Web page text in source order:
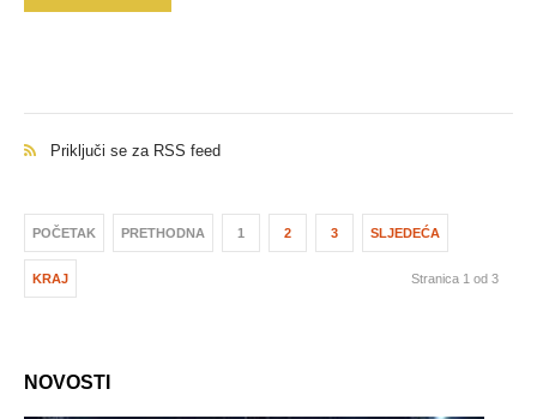
Priključi se za RSS feed
POČETAK PRETHODNA 1 2 3 SLJEDEĆA
KRAJ Stranica 1 od 3
NOVOSTI